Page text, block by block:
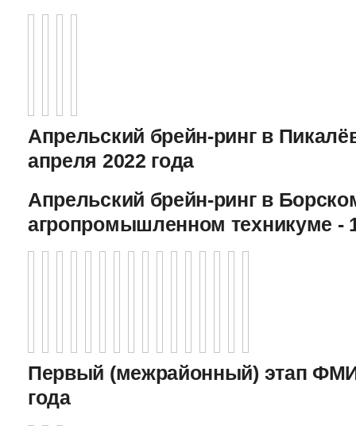
Апрельский брейн-ринг в
апреля 2022 года
Апрельский брейн-ринг в
агропромышленном техникуме -
Первый (межрайонный) этап
года